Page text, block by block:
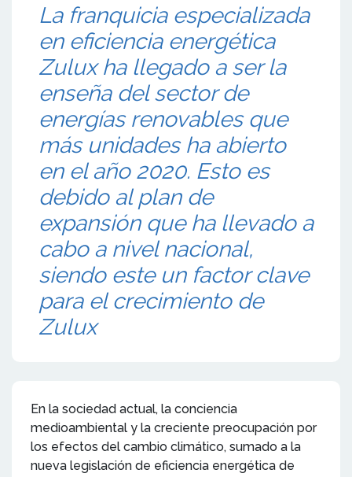
La franquicia especializada
en eficiencia energética
Zulux ha llegado a ser la
enseña del sector de
energías renovables que
más unidades ha abierto
en el año 2020. Esto es
debido al plan de
expansión que ha llevado a
cabo a nivel nacional,
siendo este un factor clave
para el crecimiento de
Zulux
En la sociedad actual, la conciencia
medioambiental y la creciente preocupación por
los efectos del cambio climático, sumado a la
nueva legislación de eficiencia energética de